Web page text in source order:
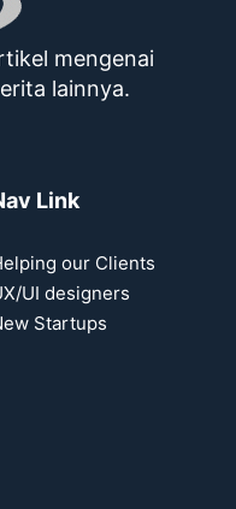
mengenai
lainnya.
Link
our Clients
UI designers
Startups